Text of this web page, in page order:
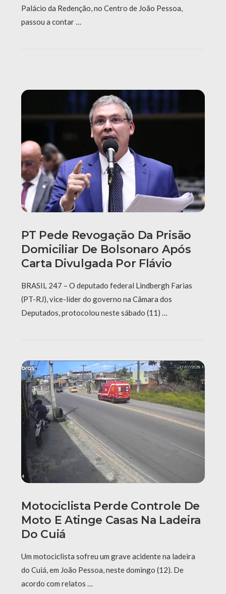
Palácio da Redenção, no Centro de João Pessoa,
passou a contar …
PT Pede Revogação Da Prisão
Domiciliar De Bolsonaro Após
Carta Divulgada Por Flávio
BRASIL 247 – O deputado federal Lindbergh Farias
(PT-RJ), vice-líder do governo na Câmara dos
Deputados, protocolou neste sábado (11) …
Motociclista Perde Controle De
Moto E Atinge Casas Na Ladeira
Do Cuiá
Um motociclista sofreu um grave acidente na ladeira
do Cuiá, em João Pessoa, neste domingo (12). De
acordo com relatos …